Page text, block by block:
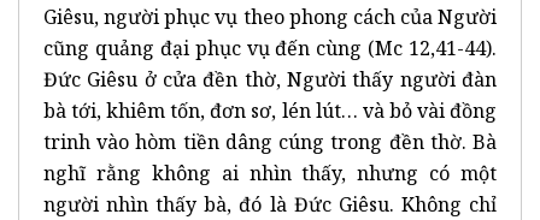
Giêsu, người phục vụ theo phong cách của Người
cũng quảng đại phục vụ đến cùng (Mc 12,41-44).
Đức Giêsu ở cửa đền thờ, Người thấy người đàn
bà tới, khiêm tốn, đơn sơ, lén lút… và bỏ vài đồng
trinh vào hòm tiền dâng cúng trong đền thờ. Bà
nghĩ rằng không ai nhìn thấy, nhưng có một
người nhìn thấy bà, đó là Đức Giêsu. Không chỉ